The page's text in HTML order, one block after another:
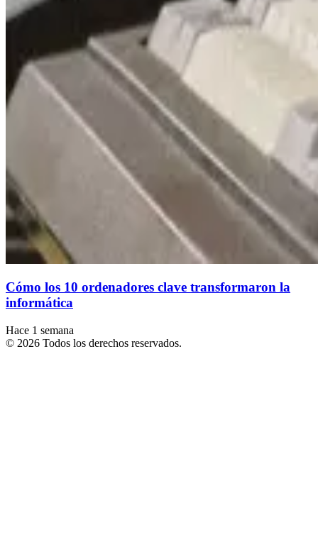
Cómo los 10 ordenadores clave transformaron la
informática
Hace 1 semana
© 2026 Todos los derechos reservados.